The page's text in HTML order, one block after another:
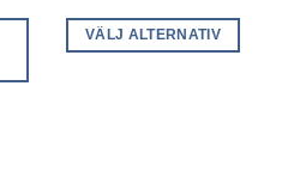
VÄLJ ALTERNATIV
flera